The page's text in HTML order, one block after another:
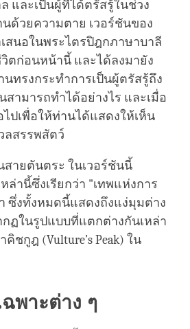
และเป็นผู้ที่ได้ตรัสรู้ในช่วง
ด้วยความตาย เวอร์ชันของ
สนอในพระไตรปิฎกภาษาบาลี
ตก่อนหน้านี้ และได้ลงมายัง
ทรงกระทำการเป็นผู้ตรัสรู้ถึง
ามารถทำได้อย่างไร และเมื่อ
ปเพื่อให้ท่านได้แสดงให้เห็น
ลสรรพสัตว์
สายตันตระ ในเวอร์ชันนี้
านี้ซึ่งเรียกว่า "เทพแห่งการ
ซึ่งทั้งหมดนี้แสดงถึงแง่มุมต่าง
ฏในรูปแบบที่แตกต่างกันเหล่า
กูฎ (Vulture’s Peak) ใน
พาะต่าง ๆ